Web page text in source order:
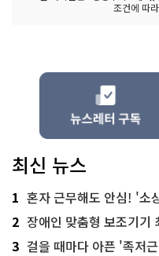
조건에 따
최신 뉴스
1 혼자 근무해도 안심! '소
2 장애인 맞춤형 보조기기 최
3 걸을 때마다 아픈 '족저근막